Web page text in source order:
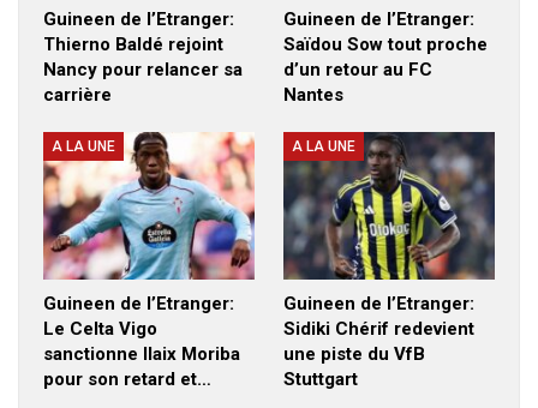
Guineen de l’Etranger:
Thierno Baldé rejoint
Nancy pour relancer sa
carrière
Guineen de l’Etranger:
Saïdou Sow tout proche
d’un retour au FC
Nantes
A LA UNE
Guineen de l’Etranger:
Le Celta Vigo
sanctionne Ilaix Moriba
pour son retard et…
A LA UNE
Guineen de l’Etranger:
Sidiki Chérif redevient
une piste du VfB
Stuttgart